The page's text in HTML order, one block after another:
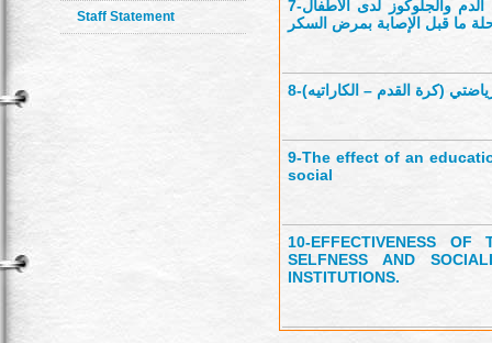
Staff Statement
7-والجلوكوز لدى الأطفال
ما قبل الإصابة بمرض السكر
8-(كرة القدم – الكاراتيه)
9-The effect of an
social
10-EFFECTIVENESS
SELFNESS AND
INSTITUTIONS.